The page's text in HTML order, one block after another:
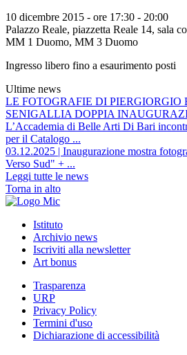
10 dicembre 2015 ‐ ore 17:30 - 20:00
Palazzo Reale, piazzetta Reale 14, sala
MM 1 Duomo, MM 3 Duomo
Ingresso libero fino a esaurimento posti
Ultime news
LE FOTOGRAFIE DI PIERGIORGIO
SENIGALLIA DOPPIA
L’Accademia di Belle Arti Di Bari
per il Catalogo ...
03.12.2025 | Inaugurazione mostra
Verso Sud" + ...
Leggi tutte le news
Torna in alto
Istituto
Archivio news
Iscriviti alla newsletter
Art bonus
Trasparenza
URP
Privacy Policy
Termini d'uso
Dichiarazione di accessibilità